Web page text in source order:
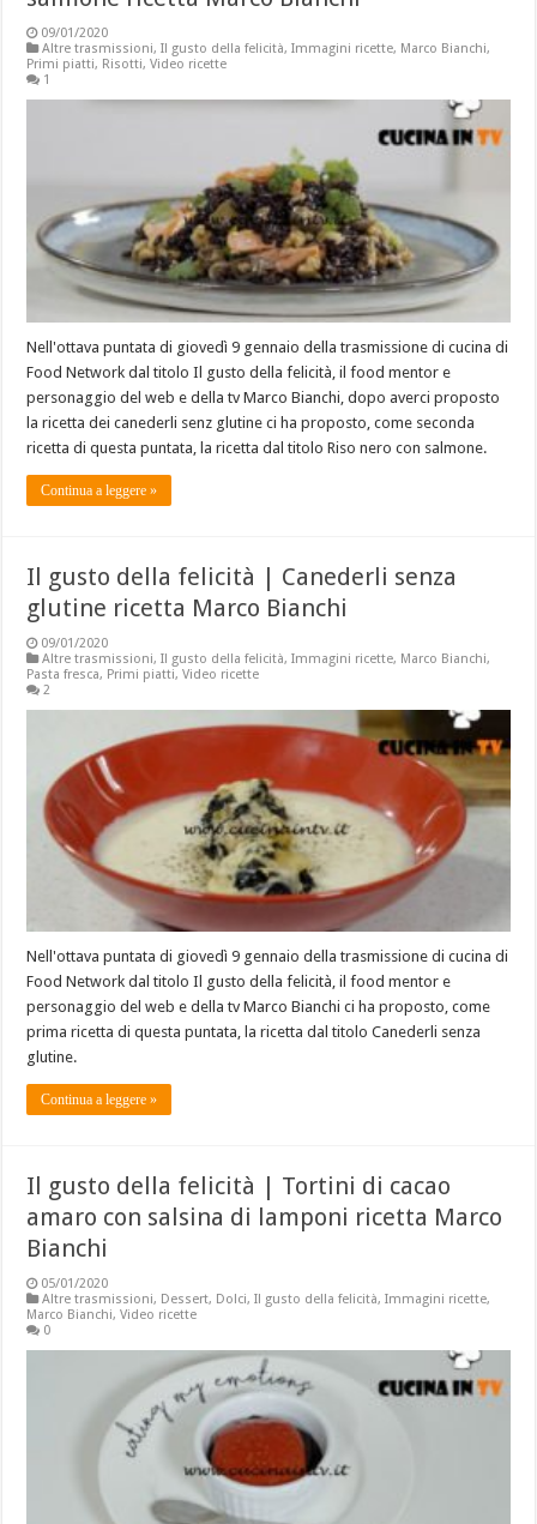
09/01/2020
Altre trasmissioni,Il gusto della felicità,Immagini ricette, Marco Bianchi,
Primi piatti, Risotti,Video ricette
1
Nell'ottava puntata di giovedì 9 gennaio della trasmissione di cucina di
Food Network dal titolo Il gusto della felicità, il food mentor e
personaggio del web e della tv Marco Bianchi, dopo averci proposto
la ricetta dei canederli senz glutine ci ha proposto, come seconda
ricetta di questa puntata, la ricetta dal titolo Riso nero con salmone.
Continua a leggere »
Il gusto della felicità | Canederli senza
glutine ricetta Marco Bianchi
09/01/2020
Altre trasmissioni,Il gusto della felicità,Immagini ricette, Marco Bianchi,
Pasta fresca, Primi piatti,Video ricette
2
Nell'ottava puntata di giovedì 9 gennaio della trasmissione di cucina di
Food Network dal titolo Il gusto della felicità, il food mentor e
personaggio del web e della tv Marco Bianchi ci ha proposto, come
prima ricetta di questa puntata, la ricetta dal titolo Canederli senza
glutine.
Continua a leggere »
Il gusto della felicità | Tortini di cacao
amaro con salsina di lamponi ricetta Marco
Bianchi
05/01/2020
Altre trasmissioni, Dessert, Dolci,Il gusto della felicità,Immagini ricette,
Marco Bianchi,Video ricette
0